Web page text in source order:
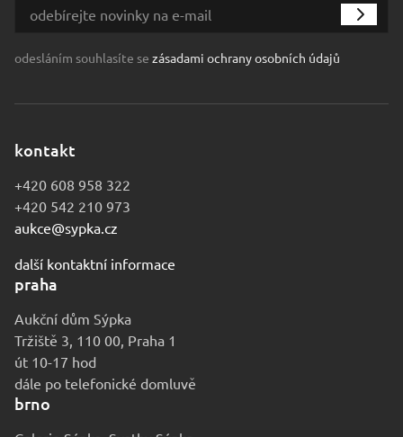
odesláním souhlasíte se zásadami ochrany osobních údajů
kontakt
+420 608 958 322
+420 542 210 973
aukce@sypka.cz
další kontaktní informace
praha
Aukční dům Sýpka
Tržiště 3, 110 00, Praha 1
út 10-17 hod
dále po telefonické domluvě
brno